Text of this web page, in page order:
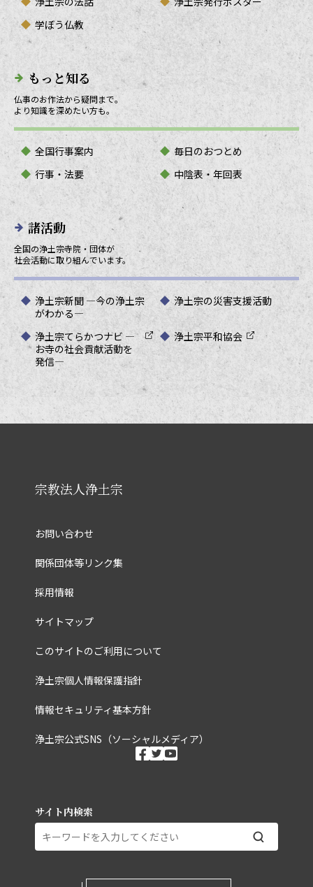
学ぼう仏教
もっと知る
仏事のお作法から疑問まで。
より知識を深めたい方も。
全国行事案内
毎日のおつとめ
行事・法要
中陰表・年回表
諸活動
全国の浄土宗寺院・団体が
社会活動に取り組んでいます。
浄土宗新聞 ―今の浄土宗
がわかる―
浄土宗の災害支援活動
浄土宗てらかつナビ ―
お寺の社会貢献活動を
発信―
浄土宗平和協会
宗教法人浄土宗
お問い合わせ
関係団体等リンク集
採用情報
サイトマップ
このサイトのご利用について
浄土宗個人情報保護指針
情報セキュリティ基本方針
浄土宗公式SNS（ソーシャルメディア）
ソーシャルメディ
facebook
twitter
サイト内検索